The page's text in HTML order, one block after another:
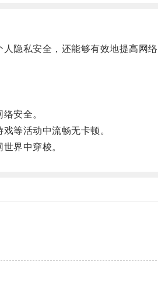
私安全，还能够有效地提高网
安全。
等活动中流畅无卡顿。
界中穿梭。